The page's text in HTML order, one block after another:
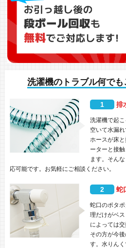
洗濯機のトラブル何で
1 排
洗濯機で起
空いて水漏
ホースが床
ーターと接
ます。そん
応可能です。お気軽にご相談ください。
2 蛇
蛇口のポタ
理だけがベ
によっては
その方が今
す。水りん